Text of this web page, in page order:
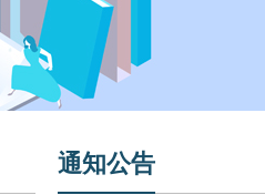
通知公告